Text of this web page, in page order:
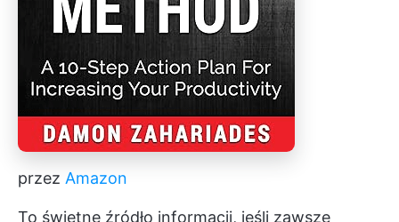
przez Amazon
To świetne źródło informacji, jeśli zawsze